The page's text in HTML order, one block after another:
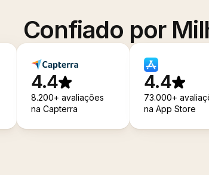
Confiado por
4.4
8.200+ avaliações
na Capterra
4.4
73.000+
na App Store